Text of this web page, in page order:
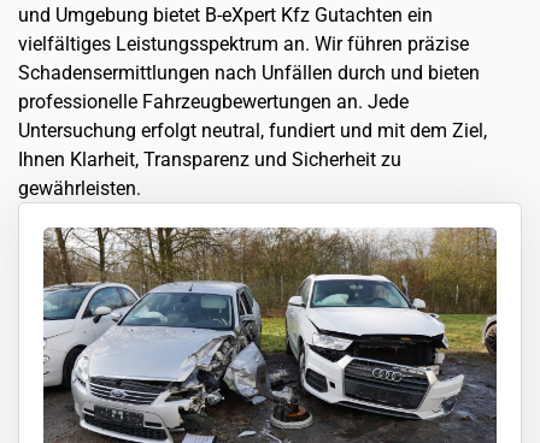
und Umgebung bietet B-eXpert Kfz Gutachten ein
vielfältiges Leistungsspektrum an. Wir führen präzise
Schadensermittlungen nach Unfällen durch und bieten
professionelle Fahrzeugbewertungen an. Jede
Untersuchung erfolgt neutral, fundiert und mit dem Ziel,
Ihnen Klarheit, Transparenz und Sicherheit zu
gewährleisten.